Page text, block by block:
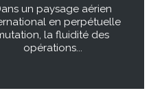
un paysage aérien
en perpétuelle
la fluidité des
opérations...